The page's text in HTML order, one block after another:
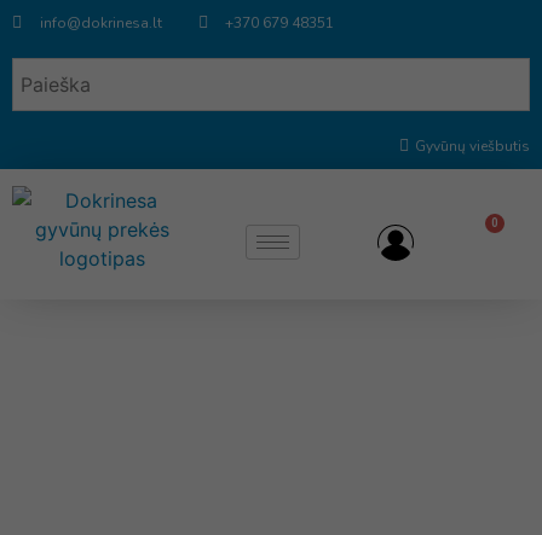
info@dokrinesa.lt +370 679 48351
Gyvūnų viešbutis
0